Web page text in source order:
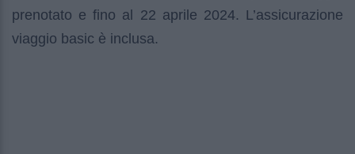
prenotato e fino al 22 aprile 2024. L’assicurazione
viaggio basic è inclusa.